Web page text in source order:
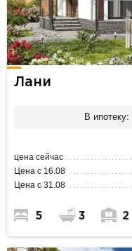
Лани
В ипотеку:
цена сейчас
Цена с 16.08
Цена с 31.08
5 3 2